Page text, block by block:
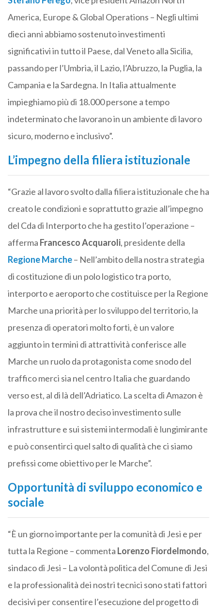
America, Europe & Global Operations – Negli ultimi
dieci anni abbiamo sostenuto investimenti
significativi in tutto il Paese, dal Veneto alla Sicilia,
passando per l’Umbria, il Lazio, l’Abruzzo, la Puglia, la
Campania e la Sardegna. In Italia attualmente
impieghiamo più di 18.000 persone a tempo
indeterminato che lavorano in un ambiente di lavoro
sicuro, moderno e inclusivo”.
L’impegno della filiera istituzionale
“Grazie al lavoro svolto dalla filiera istituzionale che ha
creato le condizioni e soprattutto grazie all’impegno
del Cda di Interporto che ha gestito l’operazione –
afferma Francesco Acquaroli, presidente della
Regione Marche– Nell’ambito della nostra strategia
di costituzione di un polo logistico tra porto,
interporto e aeroporto che costituisce per la Regione
Marche una priorità per lo sviluppo del territorio, la
presenza di operatori molto forti, è un valore
aggiunto in termini di attrattività conferisce alle
Marche un ruolo da protagonista come snodo del
traffico merci sia nel centro Italia che guardando
verso est, al di là dell’Adriatico. La scelta di Amazon è
la prova che il nostro deciso investimento sulle
infrastrutture e sui sistemi intermodali è lungimirante
e può consentirci quel salto di qualità che ci siamo
prefissi come obiettivo per le Marche”.
Opportunità di sviluppo economico e
sociale
“È un giorno importante per la comunità di Jesi e per
tutta la Regione – commenta Lorenzo Fiordelmondo,
sindaco di Jesi – La volontà politica del Comune di Jesi
e la professionalità dei nostri tecnici sono stati fattori
decisivi per consentire l’esecuzione del progetto di